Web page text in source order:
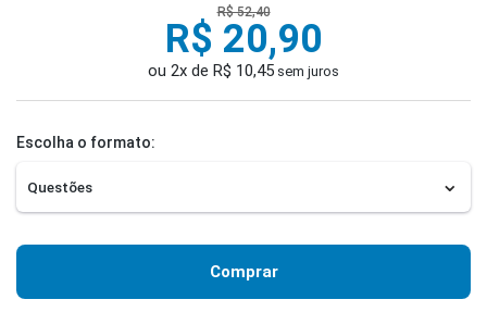
R$ 52,40
R$ 20,90
ou 2x de R$ 10,45 sem juros
Escolha o formato:
Comprar